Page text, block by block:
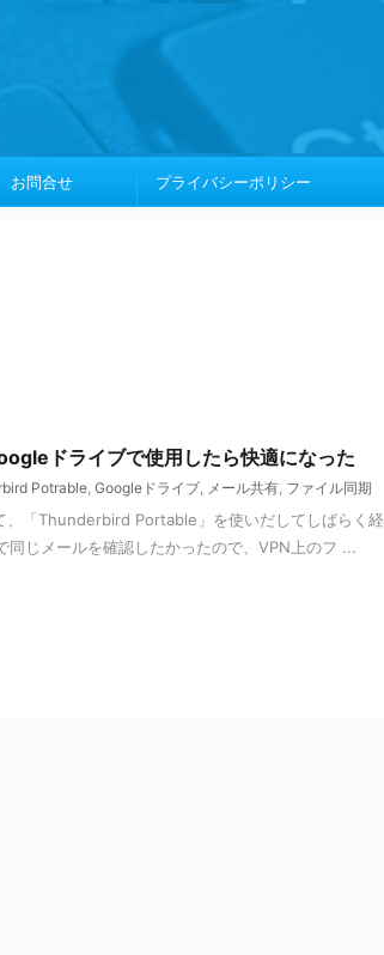
お問合せ プライバシーポリシー
ドライブで使用したら快適になった
Potrable, Googleドライブ, メール共有, ファイル同期
「Thunderbird Portable」を使いだしてしばらく経
同じメールを確認したかったので、VPN上のフ ...